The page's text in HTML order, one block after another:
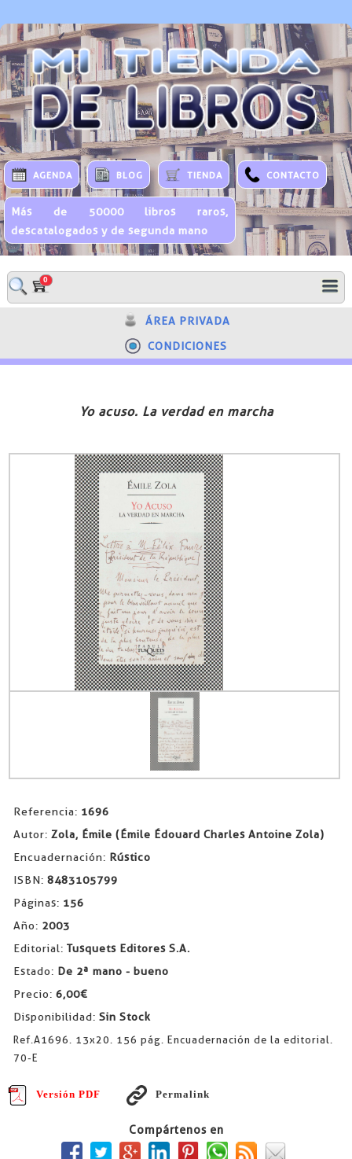
AGENDA BLOG TIENDA CONTACTO
Más de 50000 libros raros,
descatalogados y de segunda mano
0
ÁREA PRIVADA
CONDICIONES
Yo acuso. La verdad en marcha
Referencia: 1696
Autor: Zola, Émile (Émile Édouard Charles Antoine Zola)
Encuadernación: Rústico
ISBN: 8483105799
Páginas: 156
Año: 2003
Editorial: Tusquets Editores S.A.
Estado: De 2ª mano - bueno
Precio: 6,00€
Disponibilidad: Sin Stock
Ref.A1696. 13x20. 156 pág. Encuadernación de la editorial.
70-E
Versión PDF Permalink
Compártenos en